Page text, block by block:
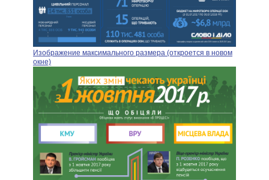
Изображение максимального размера (откроется в новом
окне)